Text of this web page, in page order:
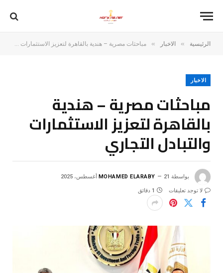
الرئيسية » الاخبار » مباحثات مصرية – هندية بالقاهرة لتعزيز الاستثمارات والتبادل التجاري
الاخبار
مباحثات مصرية – هندية
بالقاهرة لتعزيز الاستثمارات
والتبادل التجاري
بواسطة MOHAMED ELARABY 21 أغسطس، 2025
لا توجد تعليقات 1 دقائق